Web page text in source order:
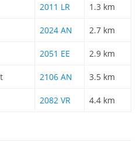
2011 LR 1.3 km
2024 AN 2.7 km
2051 EE 2.9 km
2106 AN 3.5 km
2082 VR 4.4 km